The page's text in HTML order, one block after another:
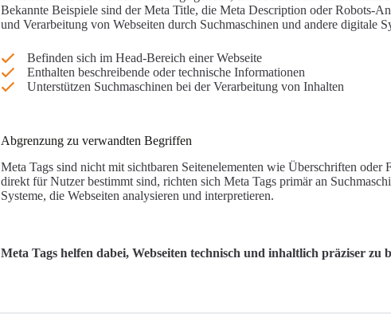
Bekannte Beispiele sind der Meta Title, die Meta Description oder Robots-
und Verarbeitung von Webseiten durch Suchmaschinen und andere digitale
Befinden sich im Head-Bereich einer Webseite
Enthalten beschreibende oder technische Informationen
Unterstützen Suchmaschinen bei der Verarbeitung von Inhalten
Abgrenzung zu verwandten Begriffen
Meta Tags sind nicht mit sichtbaren Seitenelementen wie Überschriften oder
direkt für Nutzer bestimmt sind, richten sich Meta Tags primär an
Systeme, die Webseiten analysieren und interpretieren.
Meta Tags helfen dabei, Webseiten technisch und inhaltlich präziser zu